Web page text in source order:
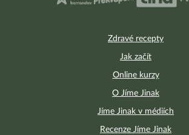
Zdravé recepty
Jak začít
Online kurzy
O Jíme Jinak
Jíme Jinak v médiích
Recenze Jíme Jinak